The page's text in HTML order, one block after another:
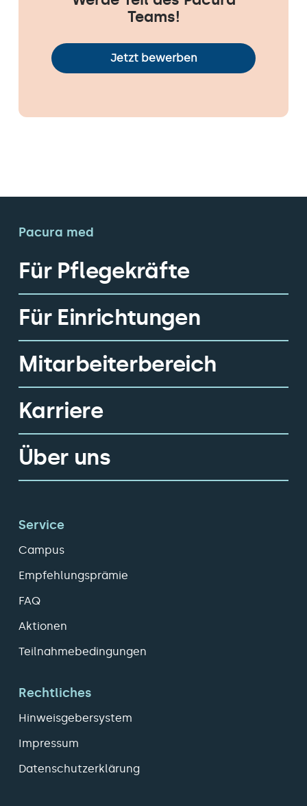
Teams!
Jetzt bewerben
Pacura med
Für Pflegekräfte
Für Einrichtungen
Mitarbeiterbereich
Karriere
Über uns
Service
Campus
Empfehlungsprämie
FAQ
Aktionen
Teilnahmebedingungen
Rechtliches
Hinweisgebersystem
Impressum
Datenschutzerklärung